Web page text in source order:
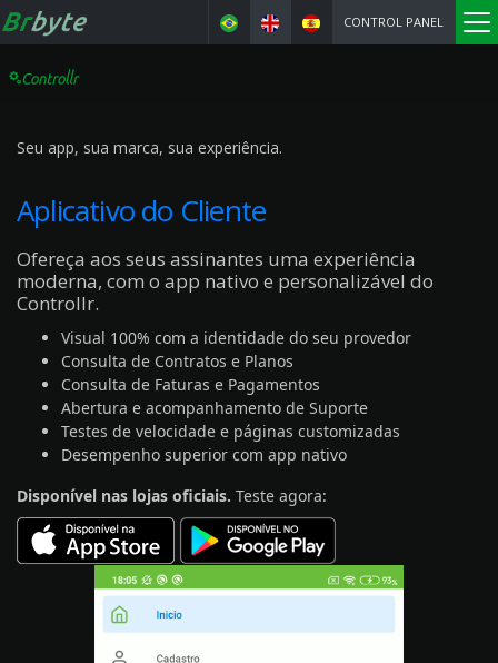
CONTROL PANEL
Seu app, sua marca, sua experiência.
Aplicativo do Cliente
Ofereça aos seus assinantes uma experiência
moderna, com o app nativo e personalizável do
Controllr.
Visual 100% com a identidade do seu provedor
Consulta de Contratos e Planos
Consulta de Faturas e Pagamentos
Abertura e acompanhamento de Suporte
Testes de velocidade e páginas customizadas
Desempenho superior com app nativo
Disponível nas lojas oficiais. Teste agora: